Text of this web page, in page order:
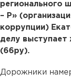
регионального
– Р»
коррупции)
делу выступает
(66ру).
Дорожники